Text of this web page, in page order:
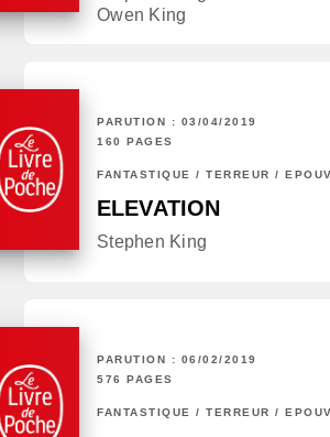
Owen King
PARUTION : 03/04/2019
160 PAGES
FANTASTIQUE / TERREUR /
ELEVATION
Stephen King
PARUTION : 06/02/2019
576 PAGES
FANTASTIQUE / TERREUR /